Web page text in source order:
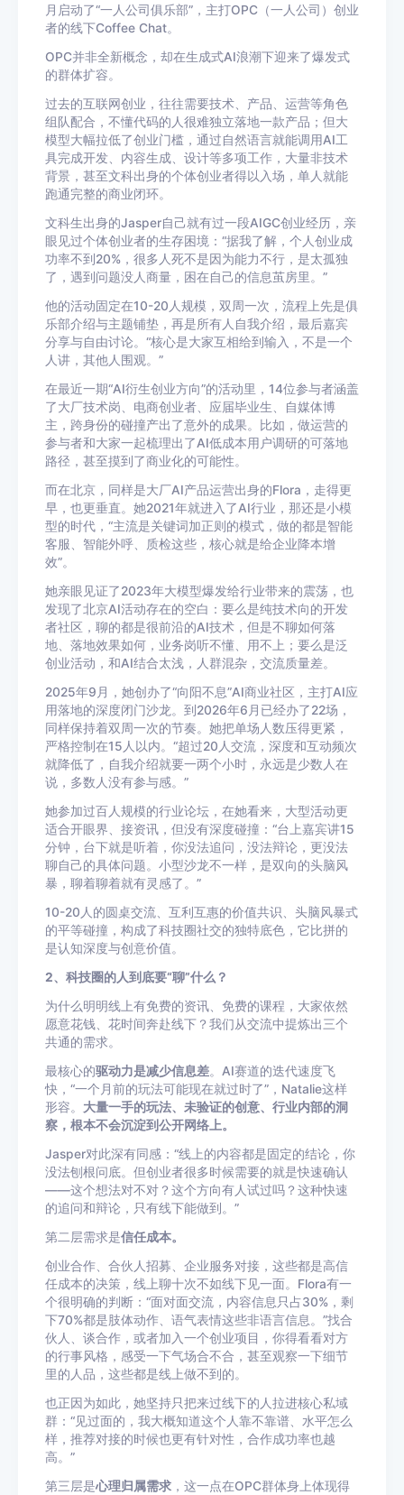
月启动了“一人公司俱乐部”，主打OPC（一人公司）创业
者的线下Coffee Chat。
OPC并非全新概念，却在生成式AI浪潮下迎来了爆发式
的群体扩容。
过去的互联网创业，往往需要技术、产品、运营等角色
组队配合，不懂代码的人很难独立落地一款产品；但大
模型大幅拉低了创业门槛，通过自然语言就能调用AI工
具完成开发、内容生成、设计等多项工作，大量非技术
背景，甚至文科出身的个体创业者得以入场，单人就能
跑通完整的商业闭环。
文科生出身的Jasper自己就有过一段AIGC创业经历，亲
眼见过个体创业者的生存困境：“据我了解，个人创业成
功率不到20%，很多人死不是因为能力不行，是太孤独
了，遇到问题没人商量，困在自己的信息茧房里。”
他的活动固定在10-20人规模，双周一次，流程上先是俱
乐部介绍与主题铺垫，再是所有人自我介绍，最后嘉宾
分享与自由讨论。“核心是大家互相给到输入，不是一个
人讲，其他人围观。”
在最近一期“AI衍生创业方向”的活动里，14位参与者涵盖
了大厂技术岗、电商创业者、应届毕业生、自媒体博
主，跨身份的碰撞产出了意外的成果。比如，做运营的
参与者和大家一起梳理出了AI低成本用户调研的可落地
路径，甚至摸到了商业化的可能性。
而在北京，同样是大厂AI产品运营出身的Flora，走得更
早，也更垂直。她2021年就进入了AI行业，那还是小模
型的时代，“主流是关键词加正则的模式，做的都是智能
客服、智能外呼、质检这些，核心就是给企业降本增
效”。
她亲眼见证了2023年大模型爆发给行业带来的震荡，也
发现了北京AI活动存在的空白：要么是纯技术向的开发
者社区，聊的都是很前沿的AI技术，但是不聊如何落
地、落地效果如何，业务岗听不懂、用不上；要么是泛
创业活动，和AI结合太浅，人群混杂，交流质量差。
2025年9月，她创办了“向阳不息”AI商业社区，主打AI应
用落地的深度闭门沙龙。到2026年6月已经办了22场，
同样保持着双周一次的节奏。她把单场人数压得更紧，
严格控制在15人以内。“超过20人交流，深度和互动频次
就降低了，自我介绍就要一两个小时，永远是少数人在
说，多数人没有参与感。”
她参加过百人规模的行业论坛，在她看来，大型活动更
适合开眼界、接资讯，但没有深度碰撞：“台上嘉宾讲15
分钟，台下就是听着，你没法追问，没法辩论，更没法
聊自己的具体问题。小型沙龙不一样，是双向的头脑风
暴，聊着聊着就有灵感了。”
10-20人的圆桌交流、互利互惠的价值共识、头脑风暴式
的平等碰撞，构成了科技圈社交的独特底色，它比拼的
是认知深度与创意价值。
2、科技圈的人到底要“聊”什么？
为什么明明线上有免费的资讯、免费的课程，大家依然
愿意花钱、花时间奔赴线下？我们从交流中提炼出三个
共通的需求。
最核心的驱动力是减少信息差。AI赛道的迭代速度飞
快，“一个月前的玩法可能现在就过时了”，Natalie这样
形容。 大量一手的玩法、未验证的创意、行业内部的洞
察，根本不会沉淀到公开网络上。
Jasper对此深有同感：“线上的内容都是固定的结论，你
没法刨根问底。但创业者很多时候需要的就是快速确认
——这个想法对不对？这个方向有人试过吗？这种快速
的追问和辩论，只有线下能做到。”
第二层需求是信任成本。
创业合作、合伙人招募、企业服务对接，这些都是高信
任成本的决策，线上聊十次不如线下见一面。Flora有一
个很明确的判断：“面对面交流，内容信息只占30%，剩
下70%都是肢体动作、语气表情这些非语言信息。”找合
伙人、谈合作，或者加入一个创业项目，你得看看对方
的行事风格，感受一下气场合不合，甚至观察一下细节
里的人品，这些都是线上做不到的。
也正因为如此，她坚持只把来过线下的人拉进核心私域
群：“见过面的，我大概知道这个人靠不靠谱、水平怎么
样，推荐对接的时候也更有针对性，合作成功率也越
高。”
第三层是心理归属需求 ，这一点在OPC群体身上体现得